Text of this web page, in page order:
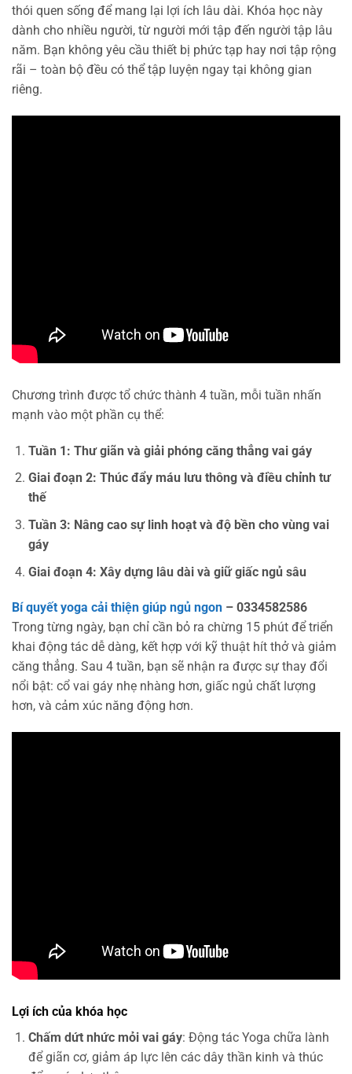
thói quen sống để mang lại lợi ích lâu dài. Khóa học này
dành cho nhiều người, từ người mới tập đến người tập lâu
năm. Bạn không yêu cầu thiết bị phức tạp hay nơi tập rộng
rãi – toàn bộ đều có thể tập luyện ngay tại không gian
riêng.
Chương trình được tổ chức thành 4 tuần, mỗi tuần nhấn
mạnh vào một phần cụ thể:
Tuần 1: Thư giãn và giải phóng căng thẳng vai gáy
Giai đoạn 2: Thúc đẩy máu lưu thông và điều chỉnh tư
thế
Tuần 3: Nâng cao sự linh hoạt và độ bền cho vùng vai
gáy
Giai đoạn 4: Xây dựng lâu dài và giữ giấc ngủ sâu
Bí quyết yoga cải thiện giúp ngủ ngon – 0334582586
Trong từng ngày, bạn chỉ cần bỏ ra chừng 15 phút để triển
khai động tác dễ dàng, kết hợp với kỹ thuật hít thở và giảm
căng thẳng. Sau 4 tuần, bạn sẽ nhận ra được sự thay đổi
nổi bật: cổ vai gáy nhẹ nhàng hơn, giấc ngủ chất lượng
hơn, và cảm xúc năng động hơn.
Lợi ích của khóa học
Chấm dứt nhức mỏi vai gáy: Động tác Yoga chữa lành
để giãn cơ, giảm áp lực lên các dây thần kinh và thúc